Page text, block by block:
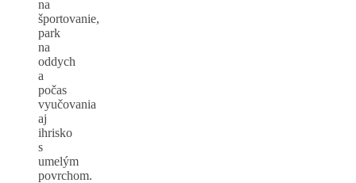
na
športovanie,
park
na
oddych
a
počas
vyučovania
aj
ihrisko
s
umelým
povrchom.